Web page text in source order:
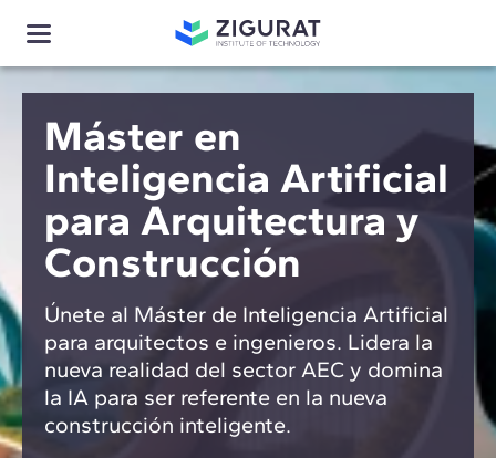
Máster en
Inteligencia Artificial
para Arquitectura y
Construcción
Únete al Máster de Inteligencia Artificial
para arquitectos e ingenieros. Lidera la
nueva realidad del sector AEC y domina
la IA para ser referente en la nueva
construcción inteligente.